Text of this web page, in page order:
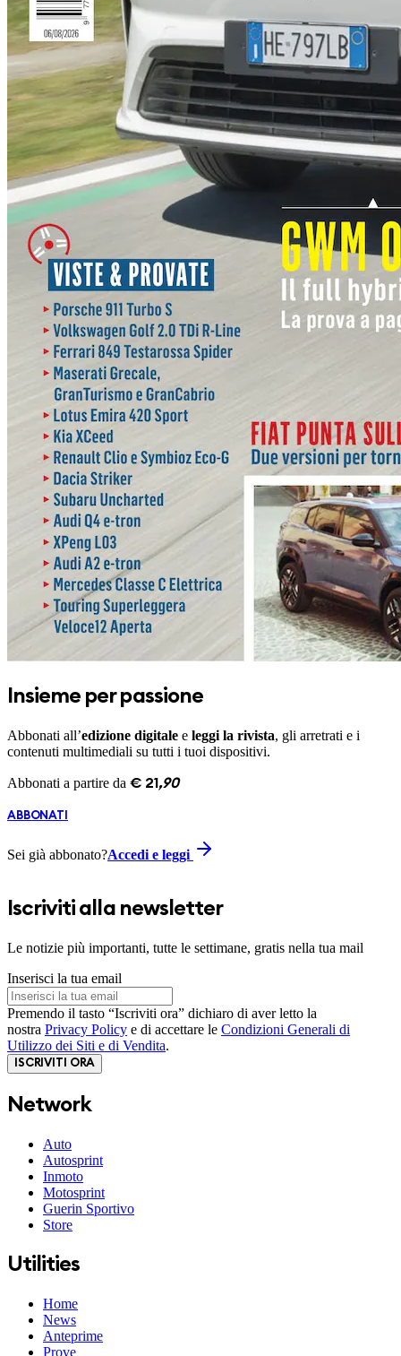
Insieme per passione
Abbonati all’edizione digitale e leggi la rivista, gli arretrati e i
contenuti multimediali su tutti i tuoi dispositivi.
Abbonati a partire da € 21 ,90
ABBONATI
Sei già abbonato?Accedi e leggi
Iscriviti alla newsletter
Le notizie più importanti, tutte le settimane, gratis nella tua mail
Inserisci la tua email
Premendo il tasto “Iscriviti ora” dichiaro di aver letto la
nostra Privacy Policy e di accettare le Condizioni Generali di
Utilizzo dei Siti e di Vendita.
ISCRIVITI ORA
Network
Auto
Autosprint
Inmoto
Motosprint
Guerin Sportivo
Store
Utilities
Home
News
Anteprime
Prove